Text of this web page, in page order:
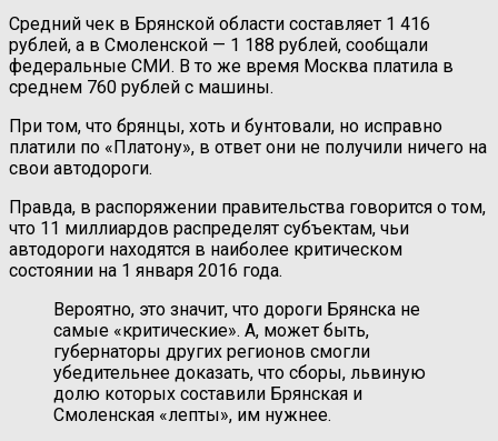
Средний чек в Брянской области составляет 1 416
рублей, а в Смоленской — 1 188 рублей, сообщали
федеральные СМИ. В то же время Москва платила в
среднем 760 рублей с машины.
При том, что брянцы, хоть и бунтовали, но исправно
платили по «Платону», в ответ они не получили ничего на
свои автодороги.
Правда, в распоряжении правительства говорится о том,
что 11 миллиардов распределят субъектам, чьи
автодороги находятся в наиболее критическом
состоянии на 1 января 2016 года.
Вероятно, это значит, что дороги Брянска не
самые «критические». А, может быть,
губернаторы других регионов смогли
убедительнее доказать, что сборы, львиную
долю которых составили Брянская и
Смоленская «лепты», им нужнее.